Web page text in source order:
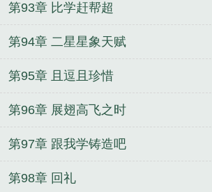
第93章 比学赶帮超
第94章 二星星象天赋
第95章 且逗且珍惜
第96章 展翅高飞之时
第97章 跟我学铸造吧
第98章 回礼